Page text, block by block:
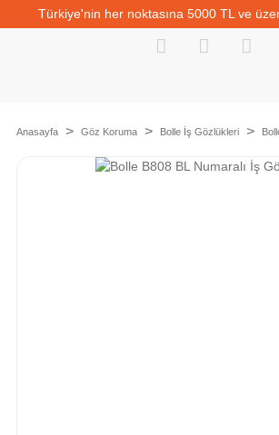
Türkiye'nin her noktasına 5000 TL ve
Anasayfa Göz Koruma Bolle İş Gözlükleri